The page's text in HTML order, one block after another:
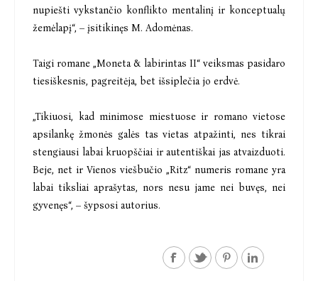
nupiešti vykstančio konflikto mentalinį ir konceptualų
žemėlapį“, – įsitikinęs M. Adomėnas.
Taigi romane „Moneta & labirintas II“ veiksmas pasidaro
tiesiškesnis, pagreitėja, bet išsiplečia jo erdvė.
„Tikiuosi, kad minimose miestuose ir romano vietose
apsilankę žmonės galės tas vietas atpažinti, nes tikrai
stengiausi labai kruopščiai ir autentiškai jas atvaizduoti.
Beje, net ir Vienos viešbučio „Ritz“ numeris romane yra
labai tiksliai aprašytas, nors nesu jame nei buvęs, nei
gyvenęs“, – šypsosi autorius.